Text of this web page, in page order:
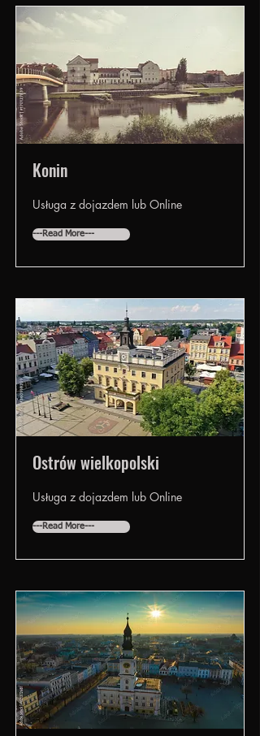
Konin
Usługa z dojazdem lub Online
---Read More---
Ostrów wielkopolski
Usługa z dojazdem lub Online
---Read More---